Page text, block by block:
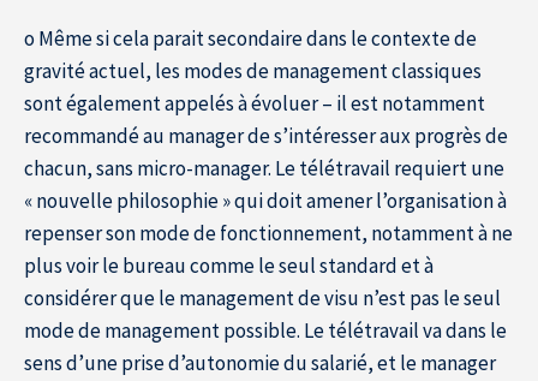
o Même si cela parait secondaire dans le contexte de
gravité actuel, les modes de management classiques
sont également appelés à évoluer – il est notamment
recommandé au manager de s’intéresser aux progrès de
chacun, sans micro-manager. Le télétravail requiert une
« nouvelle philosophie » qui doit amener l’organisation à
repenser son mode de fonctionnement, notamment à ne
plus voir le bureau comme le seul standard et à
considérer que le management de visu n’est pas le seul
mode de management possible. Le télétravail va dans le
sens d’une prise d’autonomie du salarié, et le manager